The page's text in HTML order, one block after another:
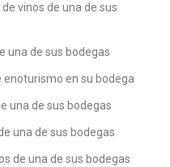
de vinos de una de sus
una de sus bodegas
enoturismo en su bodega
una de sus bodegas
una de sus bodegas
de una de sus bodegas